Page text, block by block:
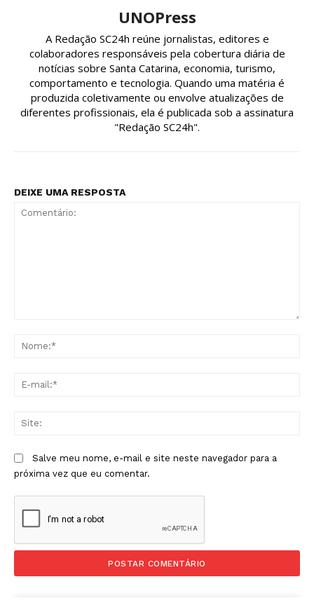
UNOPress
A Redação SC24h reúne jornalistas, editores e
colaboradores responsáveis pela cobertura diária de
notícias sobre Santa Catarina, economia, turismo,
comportamento e tecnologia. Quando uma matéria é
produzida coletivamente ou envolve atualizações de
diferentes profissionais, ela é publicada sob a assinatura
"Redação SC24h".
DEIXE UMA RESPOSTA
Salve meu nome, e-mail e site neste navegador para a
próxima vez que eu comentar.